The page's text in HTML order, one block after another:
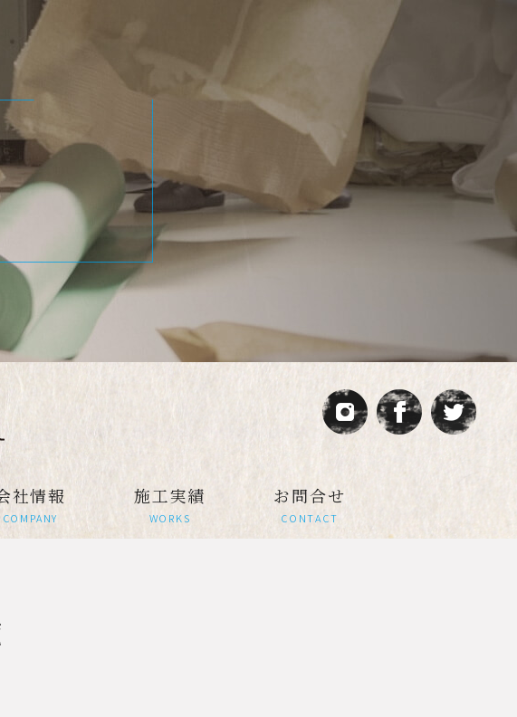
社情報
COMPANY
施工実績
WORKS
お問合せ
CONTACT